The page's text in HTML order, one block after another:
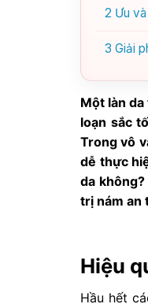
2 Ưu
3 Giải
Một làn
loạn sắc
Trong vô
dễ thực
da
trị nám an
Hiệu
Hầu hết